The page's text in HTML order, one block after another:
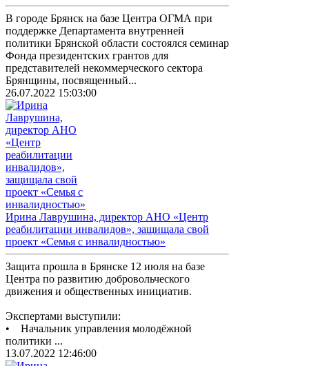
В городе Брянск на базе Центра ОГМА при
поддержке Департамента внутренней
политики Брянской области состоялся семинар
Фонда президентских грантов для
представителей некоммерческого сектора
Брянщины, посвященный...
26.07.2022 15:03:00
Ирина Лаврушина, директор АНО «Центр
реабилитации инвалидов», защищала свой
проект «Семья с инвалидностью»
Защита прошла в Брянске 12 июля на базе
Центра по развитию добровольческого
движения и общественных инициатив.
Экспертами выступили:
• Начальник управления молодёжной
политики ...
13.07.2022 12:46:00